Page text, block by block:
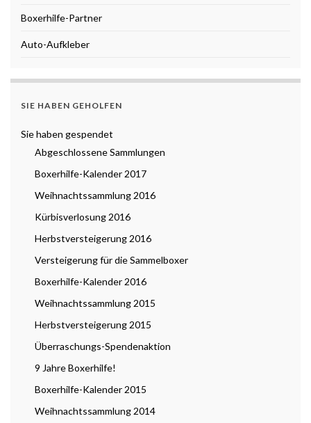
Boxerhilfe-Partner
Auto-Aufkleber
SIE HABEN GEHOLFEN
Sie haben gespendet
Abgeschlossene Sammlungen
Boxerhilfe-Kalender 2017
Weihnachtssammlung 2016
Kürbisverlosung 2016
Herbstversteigerung 2016
Versteigerung für die Sammelboxer
Boxerhilfe-Kalender 2016
Weihnachtssammlung 2015
Herbstversteigerung 2015
Überraschungs-Spendenaktion
9 Jahre Boxerhilfe!
Boxerhilfe-Kalender 2015
Weihnachtssammlung 2014